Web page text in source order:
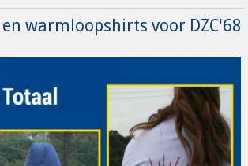
warmloopshirts voor DZC'68